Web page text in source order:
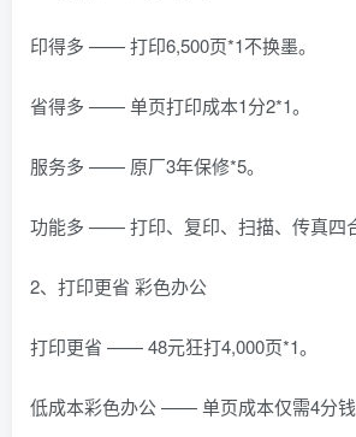
印得多 —— 打印6,500页*1不换墨。
省得多 —— 单页打印成本1分2*1。
服务多 —— 原厂3年保修*5。
功能多 —— 打印、复印、扫描、传真四
2、打印更省 彩色办公
打印更省 —— 48元狂打4,000页*1。
低成本彩色办公 —— 单页成本仅需4分钱